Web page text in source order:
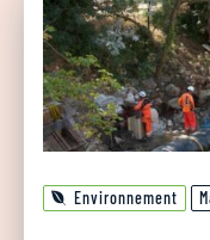
Environnement